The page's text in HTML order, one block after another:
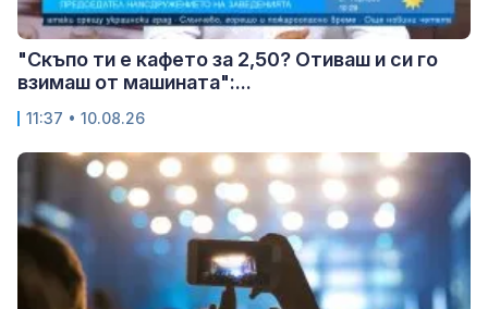
"Скъпо ти е кафето за 2,50? Отиваш и си го
взимаш от машината":...
11:37 • 10.08.26